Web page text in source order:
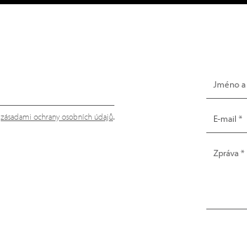
zásadami ochrany osobních údajů.